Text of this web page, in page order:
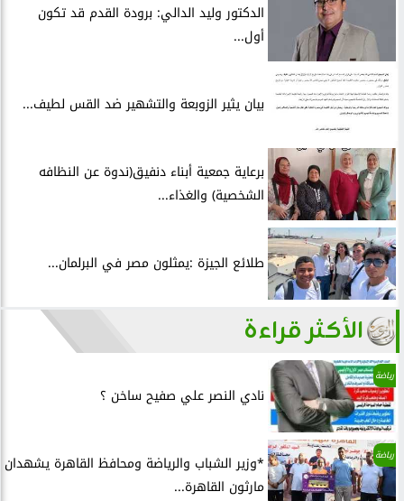
الدكتور وليد الدالي: برودة القدم قد تكون
أول...
بيان يثير الزوبعة والتشهير ضد القس لطيف...
برعاية جمعية أبناء دنفيق(ندوة عن النظافه
الشخصية) والغذاء...
طلائع الجيزة :يمثلون مصر في البرلمان...
الأكثر قراءة
رياضة
نادي النصر علي صفيح ساخن ؟
رياضة
*وزير الشباب والرياضة ومحافظ القاهرة يشهدان
مارثون القاهرة...